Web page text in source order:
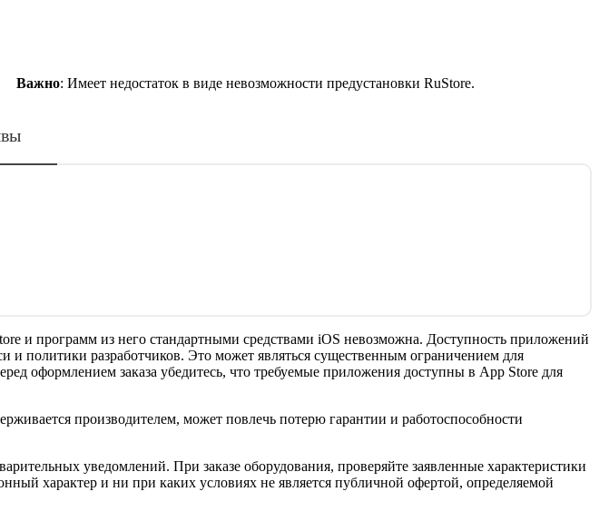
Важно: Имеет недостаток в виде невозможности предустановки RuStore.
и программ из него стандартными средствами iOS невозможна. Доступность приложений
и политики разработчиков. Это может являться существенным ограничением для
оформлением заказа убедитесь, что требуемые приложения доступны в App Store для
производителем, может повлечь потерю гарантии и работоспособности
уведомлений. При заказе оборудования, проверяйте заявленные характеристики
характер и ни при каких условиях не является публичной офертой, определяемой